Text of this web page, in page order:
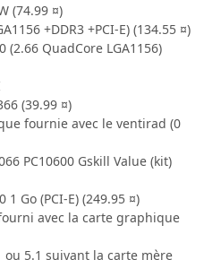
(74.99 ¤)
+DDR3 +PCI-E) (134.55 ¤)
(2.66 QuadCore LGA1156)
(39.99 ¤)
fournie avec le ventirad (0
PC10600 Gskill Value (kit)
Go (PCI-E) (249.95 ¤)
avec la carte graphique
5.1 suivant la carte mère